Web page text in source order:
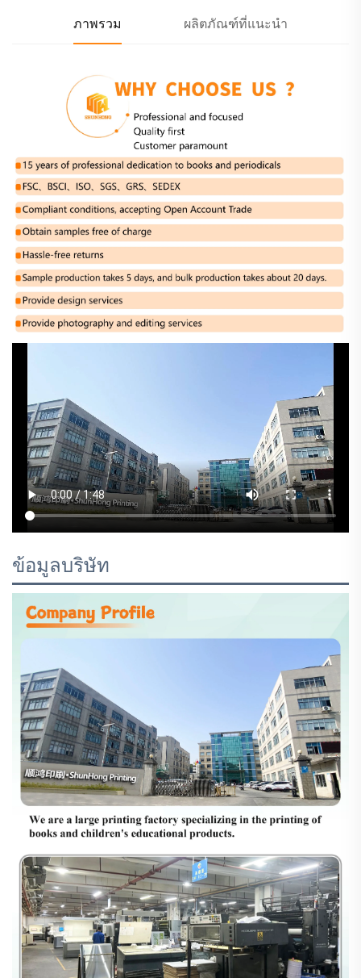
ภาพรวม ผลิตภัณฑ์ที่แนะนำ
ข้อมูลบริษัท